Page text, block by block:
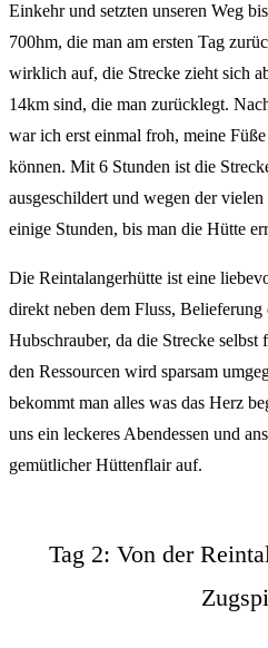
Einkehr und setzten unseren Weg
700hm, die man am ersten Tag
wirklich auf, die Strecke zieht sich
14km sind, die man zurücklegt.
war ich erst einmal froh, meine
können. Mit 6 Stunden ist die
ausgeschildert und wegen der
einige Stunden, bis man die Hütte
Die Reintalangerhütte ist eine
direkt neben dem Fluss,
Hubschrauber, da die Strecke
den Ressourcen wird sparsam
bekommt man alles was das Herz
uns ein leckeres Abendessen und
gemütlicher Hüttenflair auf.
Tag 2: Von der